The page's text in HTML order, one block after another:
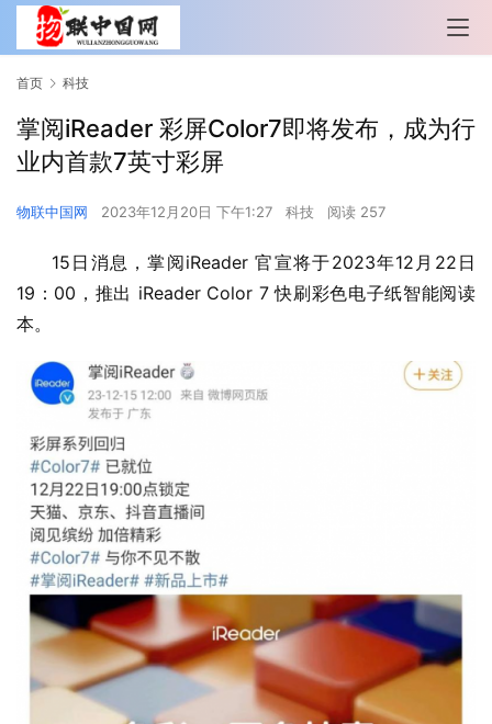
首页 科技
掌阅iReader 彩屏Color7即将发布，成为行
业内首款7英寸彩屏
物联中国网 2023年12月20日 下午1:27 科技 阅读 257
15日消息，掌阅iReader 官宣将于2023年12月22日
19：00，推出 iReader Color 7 快刷彩色电子纸智能阅读
本。